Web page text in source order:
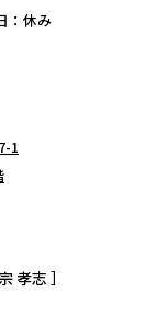
証（ビザ）の
自身がご確認さ
ます。ご了承
品は、ホーム
：休み
1
孝志 ］